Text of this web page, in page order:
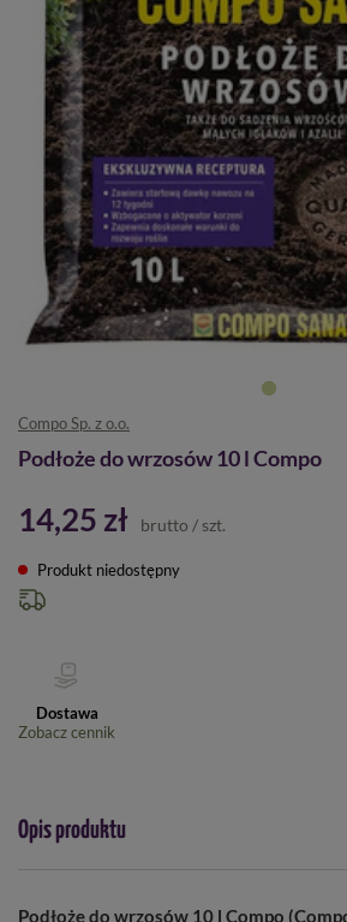
Compo Sp. z o.o.
Podłoże do wrzosów 10 l Compo
14,25 zł brutto / szt.
Produkt niedostępny
Dostawa
Zobacz cennik
Opis produktu
Podłoże do wrzosów 10 l Compo